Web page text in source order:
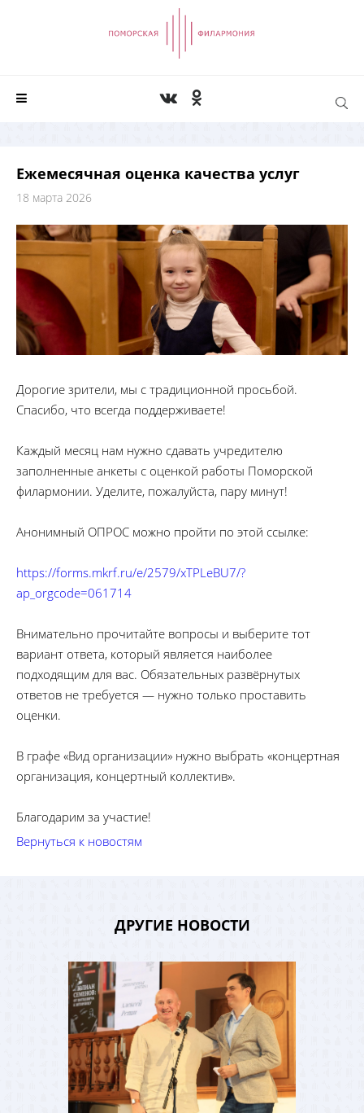
Ежемесячная оценка качества услуг
18 марта 2026
Дорогие зрители, мы с традиционной просьбой.
Спасибо, что всегда поддерживаете!
Каждый месяц нам нужно сдавать учредителю
заполненные анкеты с оценкой работы Поморской
филармонии. Уделите, пожалуйста, пару минут!
Анонимный ОПРОС можно пройти по этой ссылке:
https://forms.mkrf.ru/e/2579/xTPLeBU7/?
ap_orgcode=061714
Внимательно прочитайте вопросы и выберите тот
вариант ответа, который является наиболее
подходящим для вас. Обязательных развёрнутых
ответов не требуется — нужно только проставить
оценки.
В графе «Вид организации» нужно выбрать «концертная
организация, концертный коллектив».
Благодарим за участие!
Вернуться к новостям
ДРУГИЕ НОВОСТИ